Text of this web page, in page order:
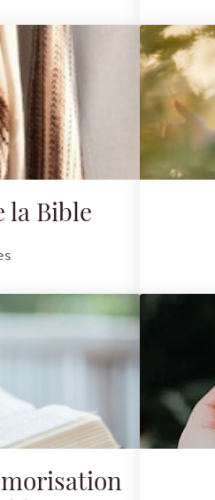
la Bible